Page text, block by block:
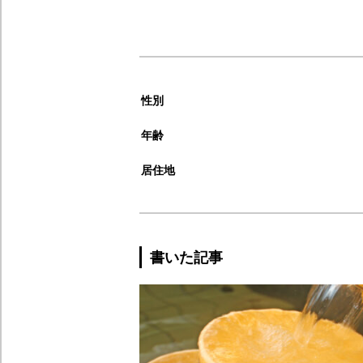
性別
年齢
居住地
書いた記事